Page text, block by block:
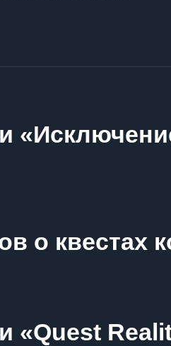
о квестах
«Quest